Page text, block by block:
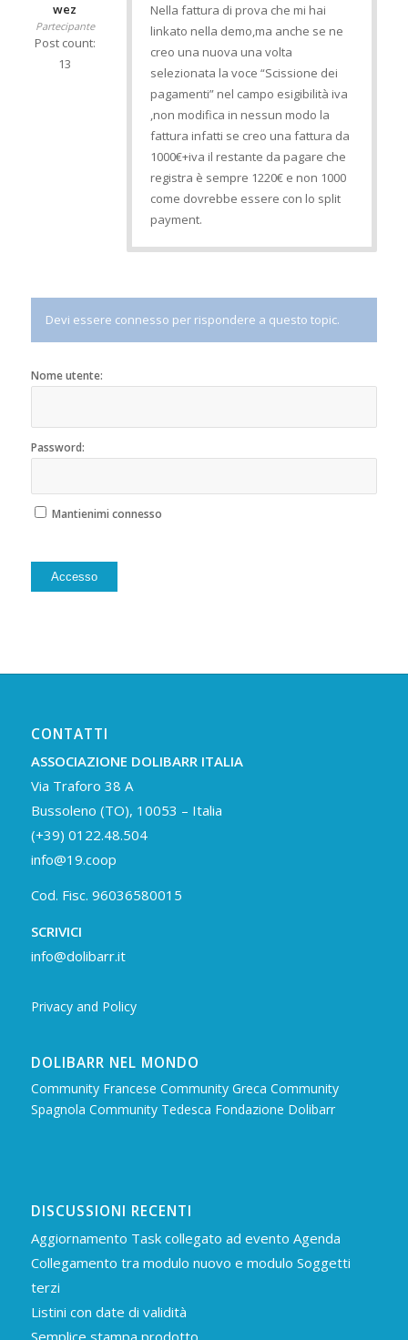
wez
Partecipante
Post count:
13
Nella fattura di prova che mi hai
linkato nella demo,ma anche se ne
creo una nuova una volta
selezionata la voce “Scissione dei
pagamenti” nel campo esigibilità iva
,non modifica in nessun modo la
fattura infatti se creo una fattura da
1000€+iva il restante da pagare che
registra è sempre 1220€ e non 1000
come dovrebbe essere con lo split
payment.
Devi essere connesso per rispondere a questo topic.
Nome utente:
Password:
Mantienimi connesso
Accesso
CONTATTI
ASSOCIAZIONE DOLIBARR ITALIA
Via Traforo 38 A
Bussoleno (TO), 10053 – Italia
(+39) 0122.48.504
info@19.coop
Cod. Fisc. 96036580015
SCRIVICI
info@dolibarr.it
Privacy and Policy
DOLIBARR NEL MONDO
Community Francese Community Greca Community
Spagnola Community Tedesca Fondazione Dolibarr
DISCUSSIONI RECENTI
Aggiornamento Task collegato ad evento Agenda
Collegamento tra modulo nuovo e modulo Soggetti
terzi
Listini con date di validità